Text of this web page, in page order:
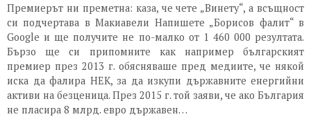
Премиерът ни преметна: каза, че чете „Винету“, а всъщност
си подчертава в Макиавели Напишете „Борисов фалит“ в
Google и ще получите не по-малко от 1 460 000 резултата.
Бързо ще си припомните как например българският
премиер през 2013 г. обясняваше пред медиите, че някой
иска да фалира НЕК, за да изкупи държавните енергийни
активи на безценица. През 2015 г. той заяви, че ако България
не пласира 8 млрд. евро държавен…